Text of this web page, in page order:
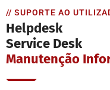
// SUPORTE AO
Helpdesk
Service Desk
Manutenção